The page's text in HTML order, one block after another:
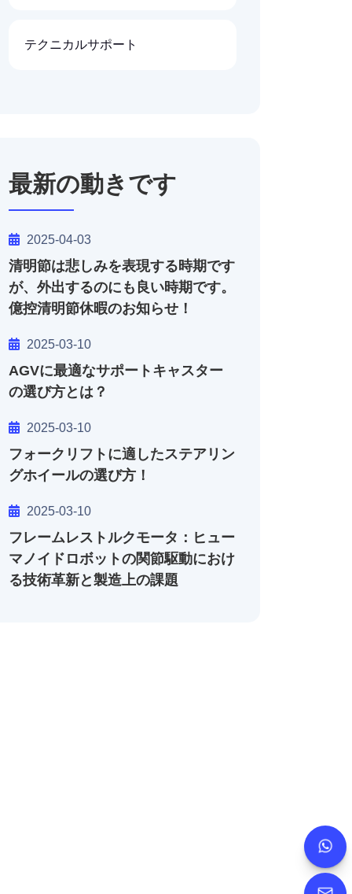
テクニカルサポート
最新の動きです
2025-04-03
清明節は悲しみを表現する時期です
が、外出するのにも良い時期です。
億控清明節休暇のお知らせ！
2025-03-10
AGVに最適なサポートキャスター
の選び方とは？
2025-03-10
フォークリフトに適したステアリン
グホイールの選び方！
2025-03-10
フレームレストルクモータ：ヒュー
マノイドロボットの関節駆動におけ
る技術革新と製造上の課題
whatsapp
+86